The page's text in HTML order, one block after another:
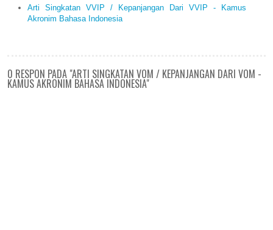
Arti Singkatan VVIP / Kepanjangan Dari VVIP - Kamus
Akronim Bahasa Indonesia
0 RESPON PADA "ARTI SINGKATAN VOM / KEPANJANGAN DARI VOM -
KAMUS AKRONIM BAHASA INDONESIA"